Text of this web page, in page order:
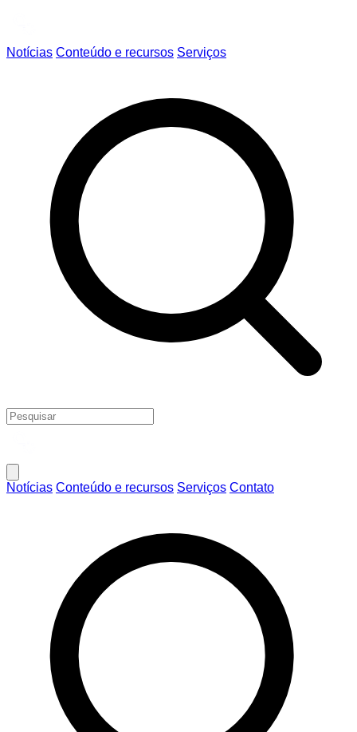
Notícias Conteúdo e recursos Serviços
Notícias Conteúdo e recursos Serviços Contato